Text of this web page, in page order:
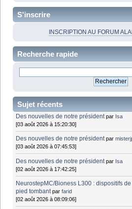
S'inscrire
INSCRIPTION AU FORUM
Recherche rapide
Sujet récents
Des nouvelles de notre président par Isa
[03 août 2026 à 15:20:30]
Des nouvelles de notre président par
[03 août 2026 à 07:45:53]
Des nouvelles de notre président par Isa
[02 août 2026 à 17:42:25]
NeurostepMC/Bioness L300 : dispositifs
pied tombant parfarid
[02 août 2026 à 08:09:06]